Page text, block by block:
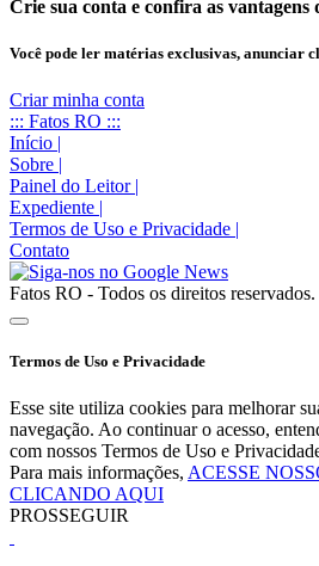
Crie sua conta e confira as vantagens
Você pode ler matérias exclusivas, anunciar
Criar minha conta
::: Fatos RO :::
Início |
Sobre |
Painel do Leitor |
Expediente |
Termos de Uso e Privacidade |
Contato
Fatos RO - Todos os direitos reservados.
Termos de Uso e Privacidade
Esse site utiliza cookies para melhorar
navegação. Ao continuar o acesso,
com nossos Termos de Uso e
Para mais informações, ACESSE
CLICANDO AQUI
PROSSEGUIR